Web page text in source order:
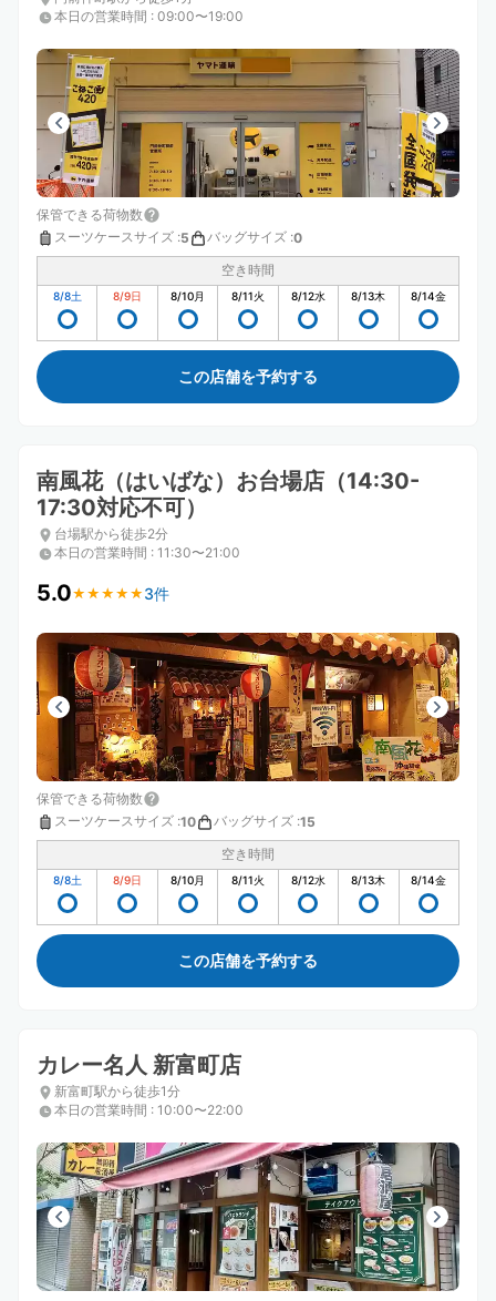
本日の営業時間 : 09:00〜19:00
保管できる荷物数
スーツケースサイズ :5 バッグサイズ :0
空き時間
8/8土 8/9日 8/10月 8/11火 8/12水 8/13木 8/14金
この店舗を予約する
南風花（はいばな）お台場店（14:30-
17:30対応不可）
台場駅から徒歩2分
本日の営業時間 : 11:30〜21:00
5.0★ ★ ★ ★ ★
★ ★ ★ ★ ★ 3件
保管できる荷物数
スーツケースサイズ :10 バッグサイズ :15
空き時間
8/8土 8/9日 8/10月 8/11火 8/12水 8/13木 8/14金
この店舗を予約する
カレー名人 新富町店
新富町駅から徒歩1分
本日の営業時間 : 10:00〜22:00